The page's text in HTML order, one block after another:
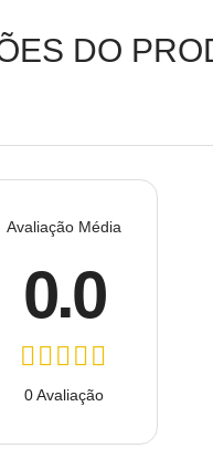
DO
Avaliação Média
0.0
0 Avaliação